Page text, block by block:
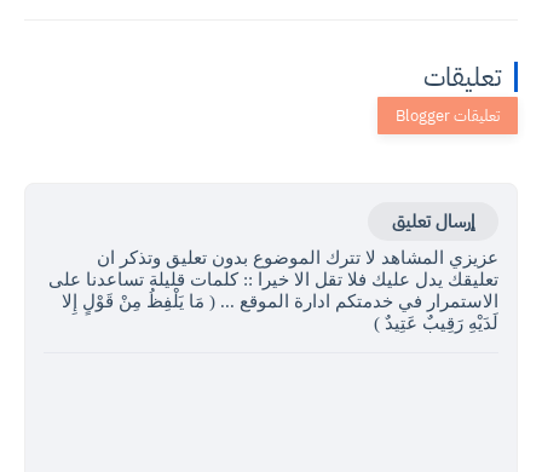
تعليقات
إرسال تعليق
عزيزي المشاهد لا تترك الموضوع بدون تعليق وتذكر ان
تعليقك يدل عليك فلا تقل الا خيرا :: كلمات قليلة تساعدنا على
الاستمرار في خدمتكم ادارة الموقع ... ( مَا يَلْفِظُ مِنْ قَوْلٍ إِلا
لَدَيْهِ رَقِيبٌ عَتِيدٌ )